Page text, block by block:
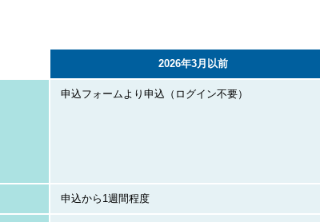
2026年3月以前
申込フォームより申込（ログイン不要）
申込から1週間程度